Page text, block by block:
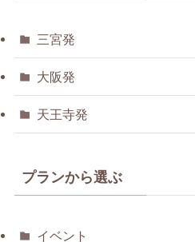
三宮発
大阪発
天王寺発
プランから選ぶ
イベント